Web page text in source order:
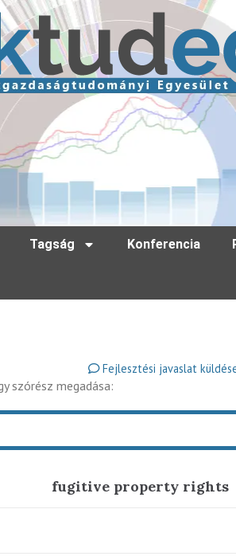
Tagság Konferencia
Fejlesztési javaslat
szórész megadása:
fugitive property rights